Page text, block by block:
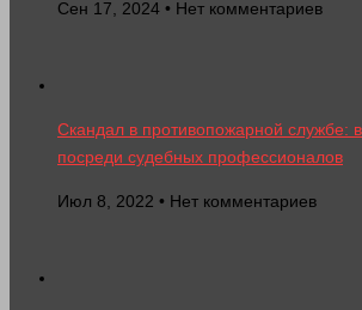
Сен 17, 2024 • Нет комментариев
Скандал в противопожарной службе:
посреди судебных профессионалов
Июл 8, 2022 • Нет комментариев